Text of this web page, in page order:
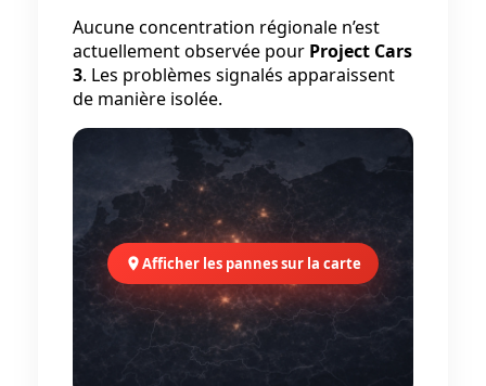
Aucune concentration régionale n’est
actuellement observée pour Project Cars
3. Les problèmes signalés apparaissent
de manière isolée.
Afficher les pannes sur la carte